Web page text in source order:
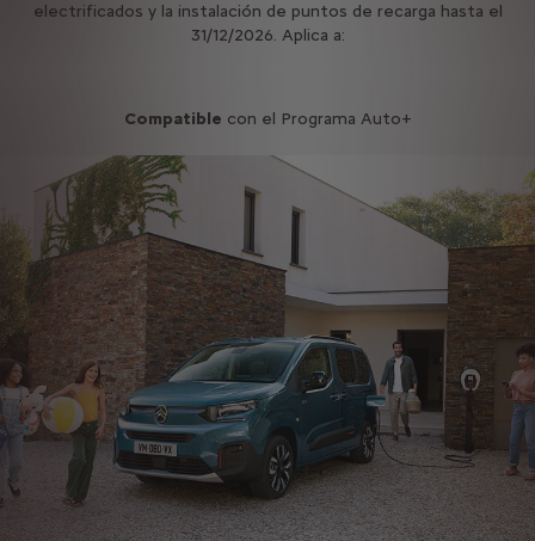
electrificados y la instalación de puntos de recarga hasta el
31/12/2026. Aplica a:
Compatible con el Programa Auto+